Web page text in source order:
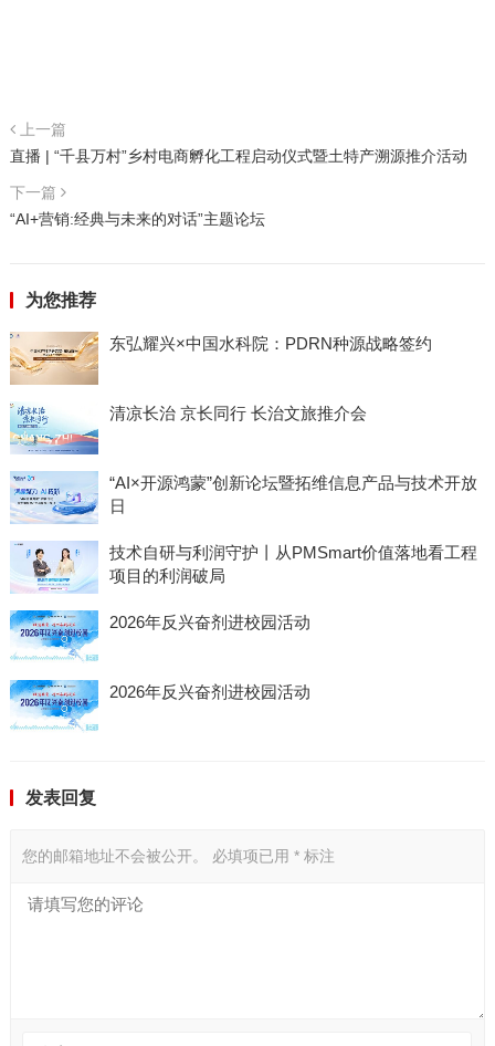
上一篇
直播 | “千县万村”乡村电商孵化工程启动仪式暨土特产溯源推介活动
下一篇
“AI+营销:经典与未来的对话”主题论坛
为您推荐
东弘耀兴×中国水科院：PDRN种源战略签约
清凉长治 京长同行 长治文旅推介会
“AI×开源鸿蒙”创新论坛暨拓维信息产品与技术开放
日
技术自研与利润守护丨从PMSmart价值落地看工程
项目的利润破局
2026年反兴奋剂进校园活动
2026年反兴奋剂进校园活动
发表回复
您的邮箱地址不会被公开。 必填项已用 *标注